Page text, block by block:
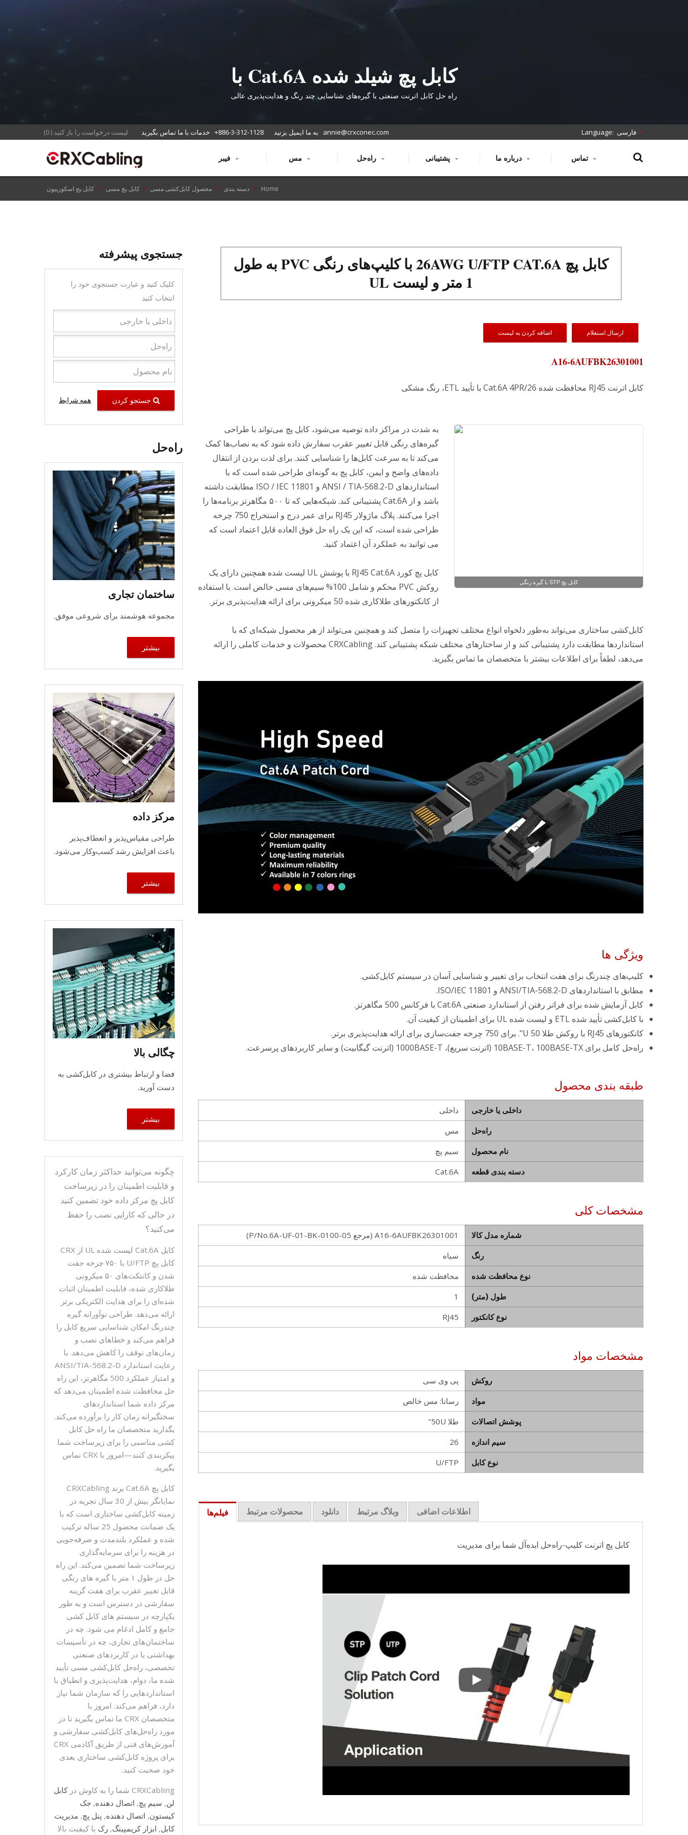
کابل پچ شیلد شده Cat.6A با
لیست UL برای شبکه‌های با
عملکرد بالا
راه حل کابل اترنت صنعتی با گیره‌های شناسایی چند رنگ و هدایت‌پذیری عالی
لیست درخواست را باز کنید (
) +886-3-312-1128 annie@crxconec.com فارسی
فیبر راه‌حل پشتیبانی
Home دسته بندی محصول کابل‌کشی مسی کابل پچ مسی کابل پچ اسکورپیون
جستجوی پیشرفته
کلیک کنید و عبارت جستجوی خود را
انتخاب کنید
جستجو کردن همه شرایط
راه‌حل
ساختمان تجاری
مجموعه هوشمند برای شروعی موفق.
بیشتر
مرکز داده
طراحی مقیاس‌پذیر و انعطاف‌پذیر
باعث افزایش رشد کسب‌وکار می‌شود.
بیشتر
چگالی بالا
فضا و ارتباط بیشتری در کابل‌کشی به
دست آورید.
بیشتر
چگونه می‌توانید حداکثر زمان کارکرد
و قابلیت اطمینان را در زیرساخت
کابل پچ مرکز داده خود تضمین کنید
در حالی که کارایی نصب را حفظ
می‌کنید؟
کابل Cat.6A لیست شده UL از CRX
کابل پچ U/FTP با ۷۵۰ چرخه جفت
شدن و کانتکت‌های ۵۰ میکرونی
طلاکاری شده، قابلیت اطمینان اثبات
شده‌ای را برای هدایت الکتریکی برتر
ارائه می‌دهد. طراحی نوآورانه گیره
چندرنگ امکان شناسایی سریع کابل را
فراهم می‌کند و خطاهای نصب و
زمان‌های توقف را کاهش می‌دهد. با
رعایت استاندارد ANSI/TIA-568.2-D
و امتیاز عملکرد 500 مگاهرتز، این راه
حل محافظت شده اطمینان می‌دهد که
مرکز داده شما استانداردهای
سختگیرانه زمان کار را برآورده می‌کند.
بگذارید متخصصان ما راه حل کابل
کشی مناسبی را برای زیرساخت شما
پیکربندی کنند—امروز با CRX تماس
بگیرید.
کابل پچ Cat.6A برند CRXCabling
نمایانگر بیش از 30 سال تجربه در
زمینه کابل‌کشی ساختاری است که با
یک ضمانت محصول 25 ساله ترکیب
شده و عملکرد بلندمدت و صرفه‌جویی
در هزینه را برای سرمایه‌گذاری
زیرساخت شما تضمین می‌کند. این راه
حل در طول ۱ متر با گیره های رنگی
قابل تغییر عقرب برای هفت گزینه
سفارشی در دسترس است و به طور
یکپارچه در سیستم های کابل کشی
جامع و کامل ادغام می شود. چه در
ساختمان‌های تجاری، چه در تأسیسات
بهداشتی یا در کاربردهای صنعتی
تخصصی، راه‌حل کابل‌کشی مسی تأیید
شده ما، دوام، هدایت‌پذیری و انطباق با
استانداردهایی را که سازمان شما نیاز
دارد، فراهم می‌کند. امروز با
متخصصان CRX ما تماس بگیرید تا در
مورد راه‌حل‌های کابل‌کشی سفارشی و
آموزش‌های فنی از طریق آکادمی CRX
برای پروژه کابل‌کشی ساختاری بعدی
خود صحبت کنید.
CRXCabling شما را به کاوش در
کابل
لن, سیم پچ, اتصال دهنده, جک
کیستون, اتصال دهنده, پنل پچ, مدیریت
کابل, ابزار کریمپینگ, رک با کیفیت بالا
کابل پچ 26AWG U/FTP CAT.6A با کلیپ‌های رنگی PVC به طول
1 متر و لیست UL
ارسال استعلام اضافه کردن به لیست
A16-6AUFBK26301001
کابل اترنت RJ45 محافظت شده Cat.6A 4PR/26 با تأیید ETL، رنگ مشکی
کابل پچ STP با گیره رنگی
به شدت در مراکز داده توصیه می‌شود، کابل پچ می‌تواند با طراحی
گیره‌های رنگی قابل تغییر عقرب سفارش داده شود که به نصاب‌ها کمک
می‌کند تا به سرعت کابل‌ها را شناسایی کنند. برای لذت بردن از انتقال
داده‌های واضح و ایمن، کابل پچ به گونه‌ای طراحی شده است که با
استانداردهای ANSI / TIA-568.2-D و ISO / IEC 11801 مطابقت داشته
باشد و از Cat.6A پشتیبانی کند. شبکه‌هایی که تا ۵۰۰ مگاهرتز برنامه‌ها را
اجرا می‌کنند. پلاگ ماژولار RJ45 برای عمر درج و استخراج 750 چرخه
طراحی شده است، که این یک راه حل فوق العاده قابل اعتماد است که
می توانید به عملکرد آن اعتماد کنید.
کابل پچ کورد RJ45 Cat.6A با پوشش UL لیست شده همچنین دارای یک
روکش PVC محکم و شامل 100% سیم‌های مسی خالص است. با استفاده
از کانکتورهای طلاکاری شده 50 میکرونی برای ارائه هدایت‌پذیری برتر.
کابل‌کشی ساختاری می‌تواند به‌طور دلخواه انواع مختلف تجهیزات را متصل کند و همچنین می‌تواند از هر محصول شبکه‌ای که با
استانداردها مطابقت دارد پشتیبانی کند و از ساختارهای مختلف شبکه پشتیبانی کند. CRXCabling محصولات و خدمات کاملی را ارائه
می‌دهد، لطفاً برای اطلاعات بیشتر با متخصصان ما تماس بگیرید.
ویژگی ها
کلیپ‌های چندرنگ برای هفت انتخاب برای تغییر و شناسایی آسان در سیستم کابل‌کشی.
مطابق با استانداردهای ANSI/TIA-568.2-D و ISO/IEC 11801.
کابل آزمایش شده برای فراتر رفتن از استاندارد صنعتی Cat.6A با فرکانس 500 مگاهرتز.
با کابل‌کشی تأیید شده ETL و لیست شده UL برای اطمینان از کیفیت آن.
کانکتورهای RJ45 با روکش طلا 50 U". برای 750 چرخه جفت‌سازی برای ارائه هدایت‌پذیری برتر.
راه‌حل کامل برای 10BASE-T، 100BASE-TX (اترنت سریع)، 1000BASE-T (اترنت گیگابیت) و سایر کاربردهای پرسرعت.
طبقه بندی محصول
داخلی یا خارجی
داخلی
راه‌حل
مس
نام محصول
سیم پچ
دسته بندی قطعه
Cat.6A
مشخصات کلی
شماره مدل کالا
A16-6AUFBK26301001 (مرجع P/No.6A-UF-01-BK-0100-05)
رنگ
سیاه
نوع محافظت شده
محافظت شده
طول (متر)
1
نوع کانکتور
RJ45
مشخصات مواد
روکش
پی وی سی
مواد
رسانا: مس خالص
پوشش اتصالات
طلا 50U"
سیم اندازه
26
نوع کابل
U/FTP
فیلم‌ها محصولات مرتبط دانلود وبلاگ مرتبط اطلاعات اضافی
کابل پچ اترنت کلیپ-راه‌حل ایده‌آل شما برای مدیریت
کابل پچ اترنت کلیپ-راه‌حل ایده‌آل شما برای مدیریت